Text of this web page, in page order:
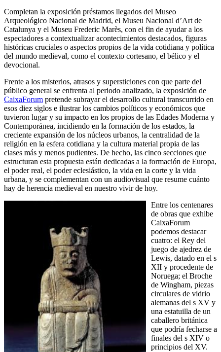
Completan la exposición préstamos llegados del Museo
Arqueológico Nacional de Madrid, el Museu Nacional d’Art de
Catalunya y el Museu Frederic Marès, con el fin de ayudar a los
espectadores a contextualizar acontecimientos destacados, figuras
históricas cruciales o aspectos propios de la vida cotidiana y política
del mundo medieval, como el contexto cortesano, el bélico y el
devocional.
Frente a los misterios, atrasos y supersticiones con que parte del
público general se enfrenta al periodo analizado, la exposición de
CaixaForum pretende subrayar el desarrollo cultural transcurrido en
esos diez siglos e ilustrar los cambios políticos y económicos que
tuvieron lugar y su impacto en los propios de las Edades Moderna y
Contemporánea, incidiendo en la formación de los estados, la
creciente expansión de los núcleos urbanos, la centralidad de la
religión en la esfera cotidiana y la cultura material propia de las
clases más y menos pudientes. De hecho, las cinco secciones que
estructuran esta propuesta están dedicadas a la formación de Europa,
el poder real, el poder eclesiástico, la vida en la corte y la vida
urbana, y se complementan con un audiovisual que resume cuánto
hay de herencia medieval en nuestro vivir de hoy.
Entre los centenares
de obras que exhibe
CaixaForum
podemos destacar
cuatro: el Rey del
juego de ajedrez de
Lewis, datado en el s
XII y procedente de
Noruega; el Broche
de Wingham, piezas
circulares de vidrio
alemanas del s XV y
una estatuilla de un
caballero británica
que podría fecharse a
finales del s XIV o
principios del XV.